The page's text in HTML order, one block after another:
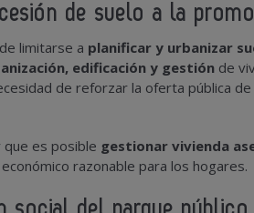
de suelo a la
limitarse a planificar y urbanizar
edificación y gestión de
de reforzar la oferta pública
es posible gestionar vivienda
razonable para los hogares.